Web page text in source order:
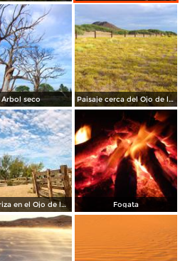
Árbol seco Paisaje cerca del Ojo de la Casa
Caballeriza en el Ojo de la Casa Fogata